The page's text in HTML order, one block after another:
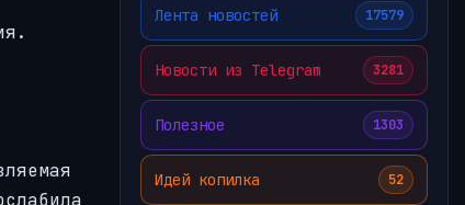
Лента новостей 17579
Новости из Telegram 3281
Полезное 1303
Идей копилка 52